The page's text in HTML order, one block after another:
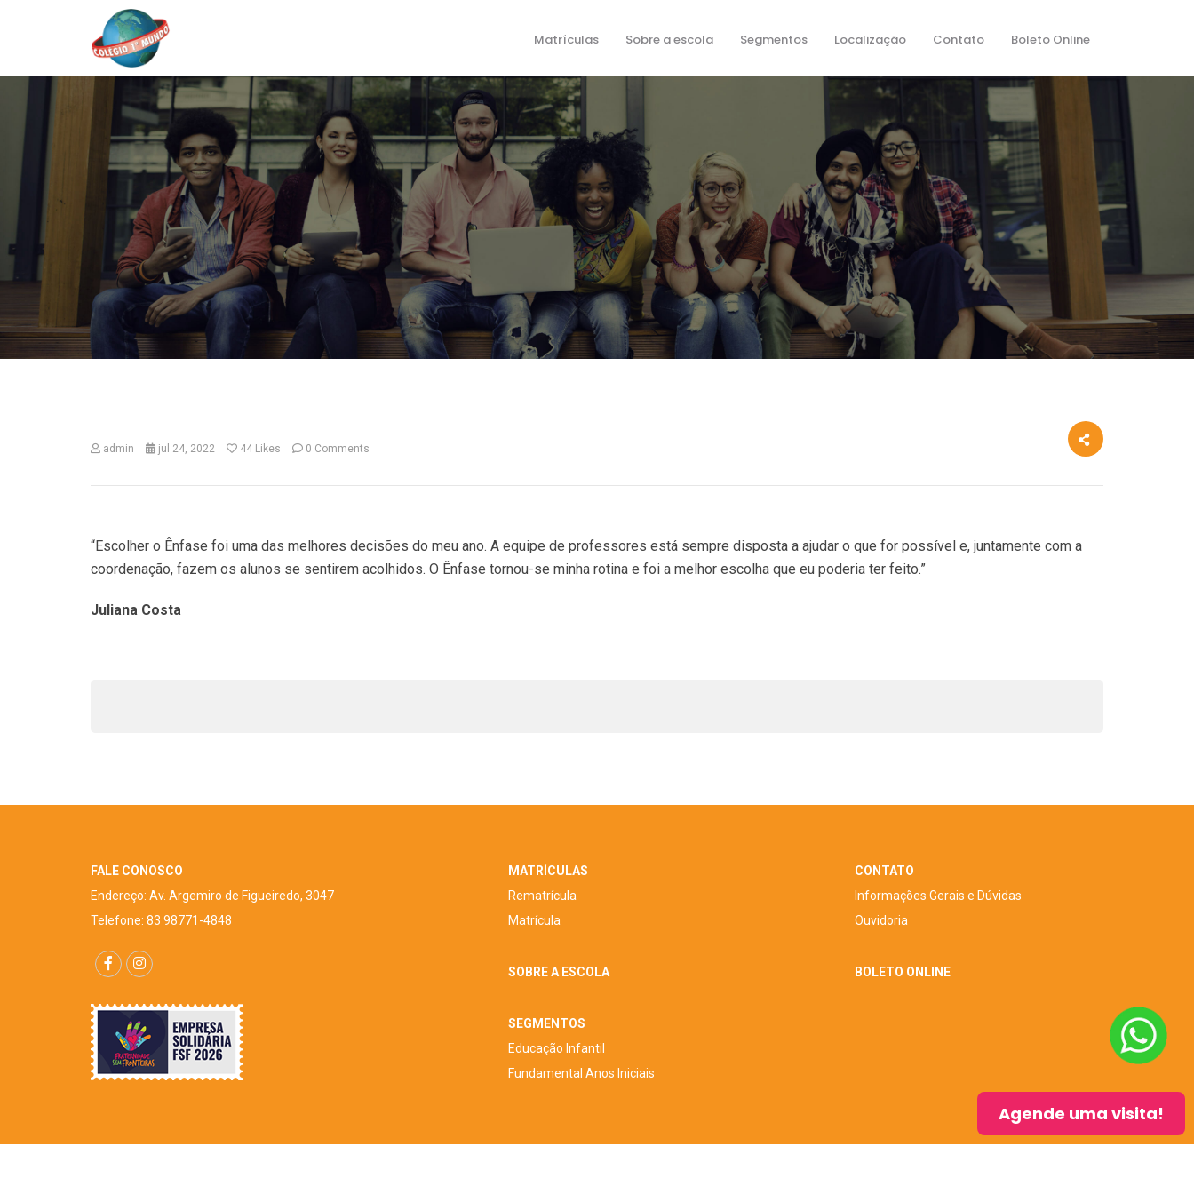
Matrículas Sobre a escola Segmentos Localização Contato Boleto Online
admin jul 24, 2022 44 Likes 0 Comments
“Escolher o Ênfase foi uma das melhores decisões do meu ano. A equipe de professores está sempre disposta a ajudar o que for possível e, juntamente com a
coordenação, fazem os alunos se sentirem acolhidos. O Ênfase tornou-se minha rotina e foi a melhor escolha que eu poderia ter feito.”
Juliana Costa
FALE CONOSCO
Endereço: Av. Argemiro de Figueiredo, 3047
Telefone: 83 98771-4848
MATRÍCULAS
Rematrícula
Matrícula
SOBRE A ESCOLA
SEGMENTOS
Educação Infantil
Fundamental Anos Iniciais
CONTATO
Informações Gerais e Dúvidas
Ouvidoria
BOLETO ONLINE
Agende uma visita!